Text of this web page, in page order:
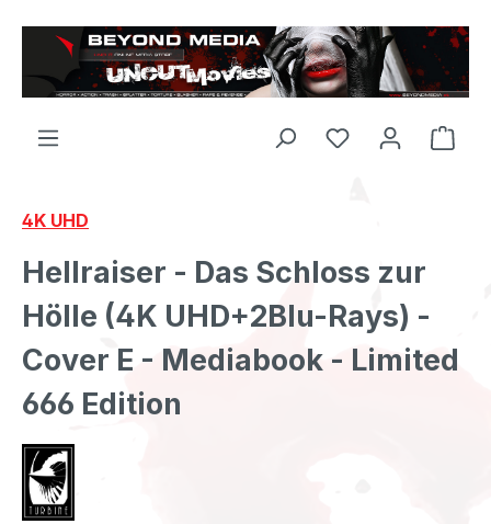
Zum Hauptinhalt springen
4K UHD
Hellraiser - Das Schloss zur
Hölle (4K UHD+2Blu-Rays) -
Cover E - Mediabook - Limited
666 Edition